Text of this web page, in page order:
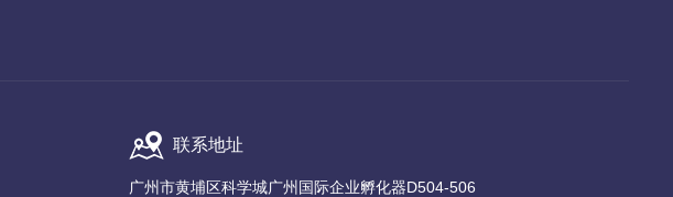
联系地址
广州市黄埔区科学城广州国际企业孵化器D504-506